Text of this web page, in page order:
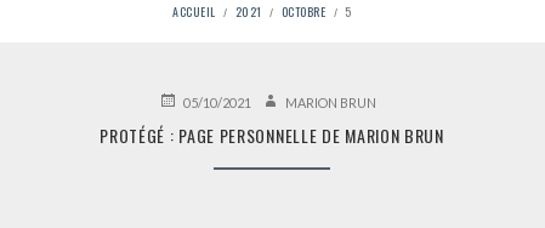
ACCUEIL 2021 OCTOBRE 5
PUBLIÉ05/10/2021 AUTEURMARION BRUN
PROTÉGÉ : PAGE PERSONNELLE DE MARION BRUN